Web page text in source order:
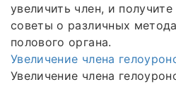
увеличить член, и
советы о различных
полового органа.
Увеличение члена
Увеличение члена